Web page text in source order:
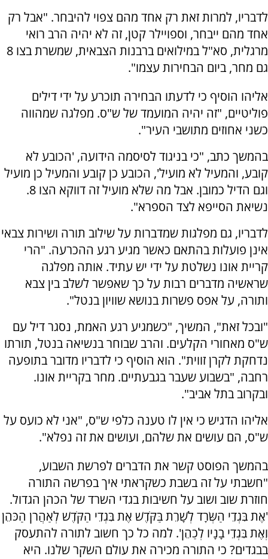
לדבריו, למרות זאת רק אחד מהם צפוי להיבחר. "אבל רק
אחד מהם ייבחר, וספויילר קטן, זה לא יהיה הרב רואי
מרגלית, סא"ל במילואים ברבנות הצבאית, שמשרת בצו 8
גם מחר, ביום הבחירות עצמו".
אליהו הוסיף כי לדעתו הבחירה תוכרע על ידי דילים
פוליטיים, "זה יהיה המועמד של ש"ס. מפלגה שמהווה
כשני אחוזים מתושבי העיר".
בהמשך כתב, "כי בניגוד לסיסמה הידועה, 'הכובע לא
קובע, והמעיל לא מועיל', הכובע כן קובע והמעיל כן מועיל
וגם הדיל כמובן. אבל מה שלא מועיל זה דווקא הצו 8.
נשיאת הסייפא לצד הספרא".
לדבריו, גם מפלגות שמדברות על שילוב תורה ושירות צבאי
אינן פועלות בהתאם כאשר מגיע רגע ההכרעה. "הרי
קריית אונו נשלטת על ידי יש עתיד. אותה מפלגה
שראשיה מדברים רבות על כך שאפשר לשלב בין צבא
ותורה, על אפס פשרות בנושא שוויון בנטל".
"ובכל זאת", המשיך, "כשמגיע רגע האמת, נסגר דיל עם
ש"ס מאחורי הקלעים. והרב שבוחר בנשיאה בנטל, תורתו
נדחקת לקרן זווית". הוא הוסיף כי לדבריו מדובר בתופעה
רחבה, "בשבוע שעבר בגבעתיים. מחר בקריית אונו.
ובקרוב בתל אביב".
אליהו הדגיש כי אין לו טענה כלפי ש"ס, "אני לא כועס על
ש"ס, הם עושים את שלהם, ועושים את זה נפלא".
בהמשך הפוסט קשר את הדברים לפרשת השבוע,
"חשבתי על זה בשבת כשקראתי איך בפרשה התורה
חוזרת שוב ושוב על חשיבות בגדי השרד של הכהן הגדול.
'אֶת בִּגְדֵי הַשְּׂרָד לְשָׁרֵת בַּקֹּדֶשׁ אֶת בִּגְדֵי הַקֹּדֶשׁ לְאַהֲרֹן הַכֹּהֵן
וְאֶת בִּגְדֵי בָנָיו לְכַהֵן'. למה כל כך חשוב לתורה להתעסק
בבגדים? כי התורה מכירה את עולם השקר שלנו. היא